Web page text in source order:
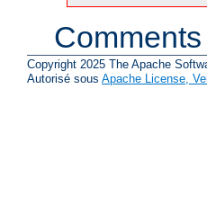
Copyright 2025 The Apache
Autorisé sous Apache License,